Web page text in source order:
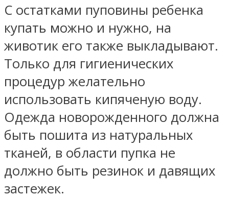
С остатками пуповины ребенка
купать можно и нужно, на
животик его также выкладывают.
Только для гигиенических
процедур желательно
использовать кипяченую воду.
Одежда новорожденного должна
быть пошита из натуральных
тканей, в области пупка не
должно быть резинок и давящих
застежек.